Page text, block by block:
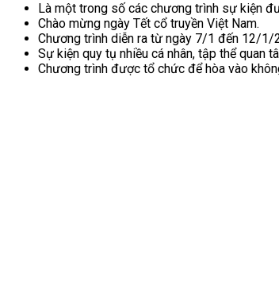
Là một trong số các chương trình sự kiện
Chào mừng ngày Tết cổ truyền Việt Nam.
Chương trình diễn ra từ ngày 7/1 đến 12/1/
Sự kiện quy tụ nhiều cá nhân, tập thể quan
Chương trình được tổ chức để hòa vào